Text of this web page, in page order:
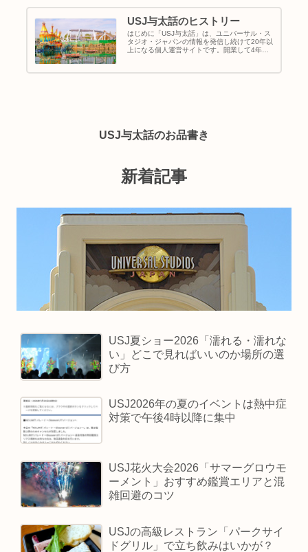
USJ与太話のヒストリー
はじめに「USJ与太話」は、ユニバーサル・ス
タジオ・ジャパンの情報を発信し続けて20年以
上になる個人運営サイトです。開業して4年経
続けている人は少ないのでは...
USJ与太話のお品書き
新着記事
USJ夏ショー2026「濡れる・濡れな
い」どこで見ればいいのか場所の選
び方
USJ2026年の夏のイベントは熱中症
対策で午後4時以降に集中
USJ花火大会2026「サマーグロウモ
ーメント」おすすめ鑑賞エリアと混
雑回避のコツ
USJの高級レストラン「パークサイ
ドグリル」で立ち飲みはいかが？